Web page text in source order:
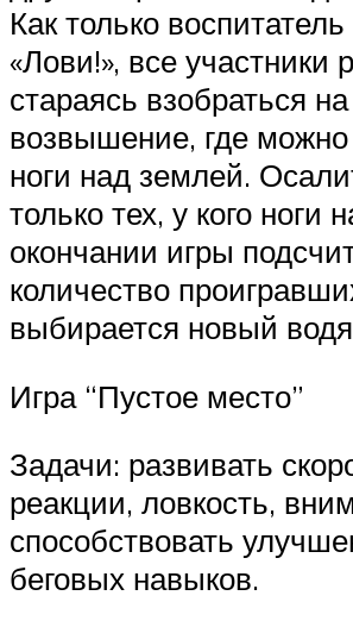
Как только
«Лови!», все участники
стараясь взобраться
возвышение, где можно
ноги над землей.
только тех, у кого ноги
окончании игры
количество
выбирается новый
Игра “Пустое место”
Задачи: развивать
реакции, ловкость,
способствовать
беговых навыков.